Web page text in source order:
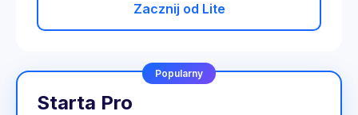
Zacznij od Lite
Popularny
Starta Pro